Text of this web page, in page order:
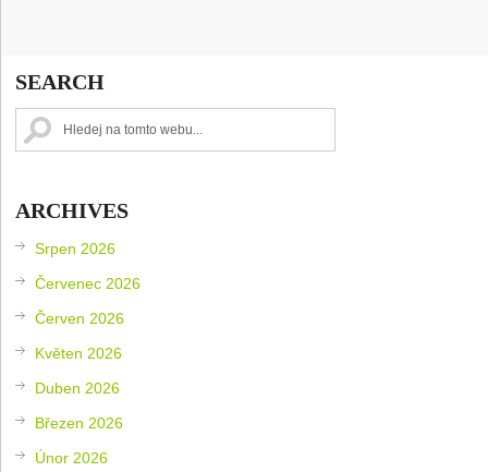
SEARCH
ARCHIVES
Srpen 2026
Červenec 2026
Červen 2026
Květen 2026
Duben 2026
Březen 2026
Únor 2026